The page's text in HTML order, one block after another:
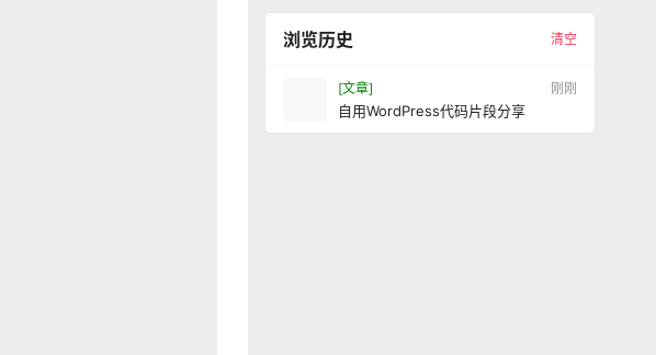
浏览历史 清空
[文章] 刚刚
自用WordPress代码片段分享